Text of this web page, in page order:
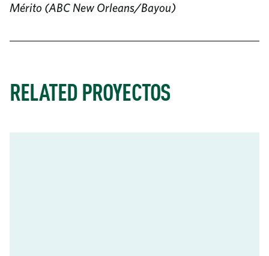
Mérito (ABC New Orleans/Bayou)
RELATED PROYECTOS